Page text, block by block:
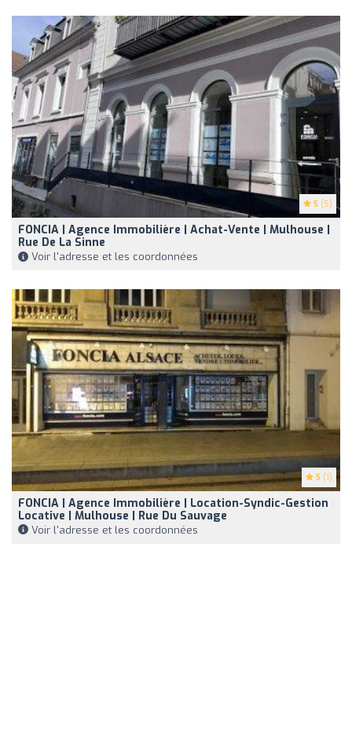
5 (5)
FONCIA | Agence Immobilière | Achat-Vente | Mulhouse |
Rue De La Sinne
Voir l'adresse et les coordonnées
5 (1)
FONCIA | Agence Immobilière | Location-Syndic-Gestion
Locative | Mulhouse | Rue Du Sauvage
Voir l'adresse et les coordonnées